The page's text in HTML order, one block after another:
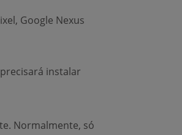
Google Nexus
instalar
Normalmente, só